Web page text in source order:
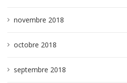
novembre 2018
octobre 2018
septembre 2018